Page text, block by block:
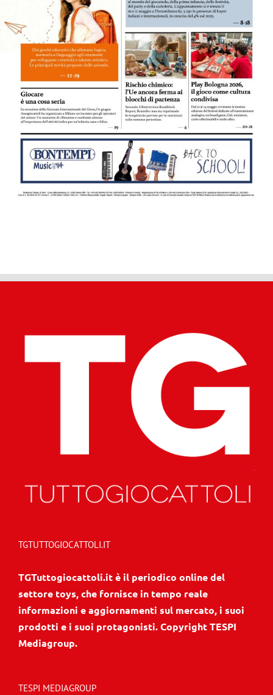
TGTUTTOGIOCATTOLI.IT
TGTuttogiocattoli.it è il periodico online del
settore toys, che fornisce in tempo reale
informazioni e aggiornamenti sul mercato, i suoi
prodotti e i suoi protagonisti. Copyright TESPI
Mediagroup.
TESPI MEDIAGROUP